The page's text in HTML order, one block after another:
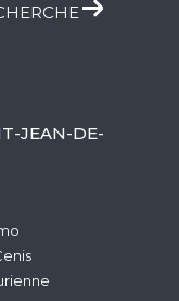
JEAN-DE-